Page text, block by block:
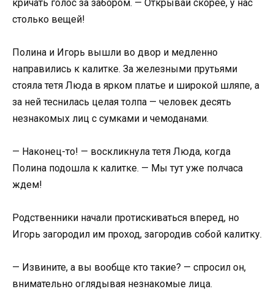
кричать голос за забором. — Открывай скорее, у нас
столько вещей!
Полина и Игорь вышли во двор и медленно
направились к калитке. За железными прутьями
стояла тетя Люда в ярком платье и широкой шляпе, а
за ней теснилась целая толпа — человек десять
незнакомых лиц с сумками и чемоданами.
— Наконец-то! — воскликнула тетя Люда, когда
Полина подошла к калитке. — Мы тут уже полчаса
ждем!
Родственники начали протискиваться вперед, но
Игорь загородил им проход, загородив собой калитку.
— Извините, а вы вообще кто такие? — спросил он,
внимательно оглядывая незнакомые лица.